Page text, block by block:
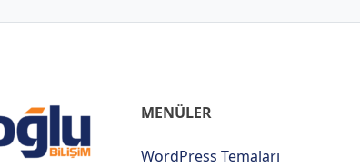
MENÜLER
WordPress Temaları